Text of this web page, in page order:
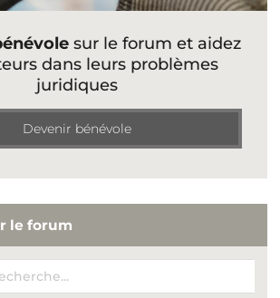
sur le forum et aidez
dans leurs problèmes
juridiques
Devenir bénévole
le forum